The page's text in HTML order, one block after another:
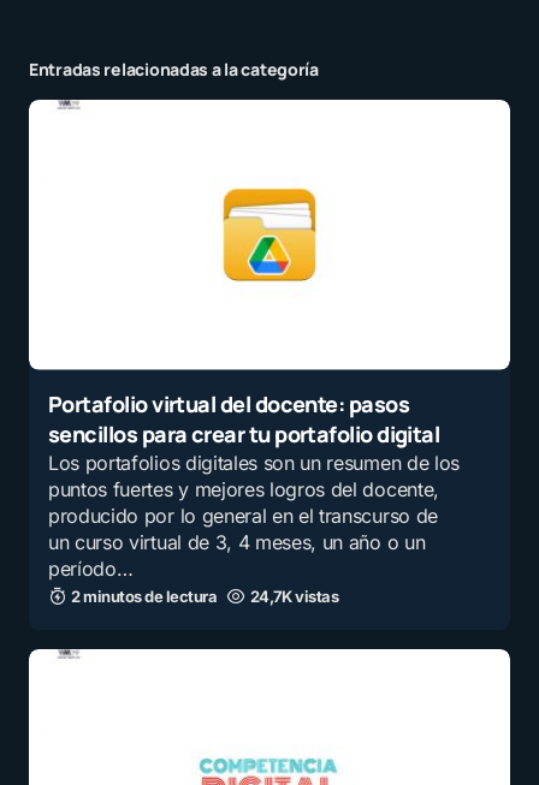
Entradas relacionadas a la categoría
Portafolio virtual del docente: pasos
sencillos para crear tu portafolio digital
Los portafolios digitales son un resumen de los
puntos fuertes y mejores logros del docente,
producido por lo general en el transcurso de
un curso virtual de 3, 4 meses, un año o un
período…
2 minutos de lectura 24,7K vistas